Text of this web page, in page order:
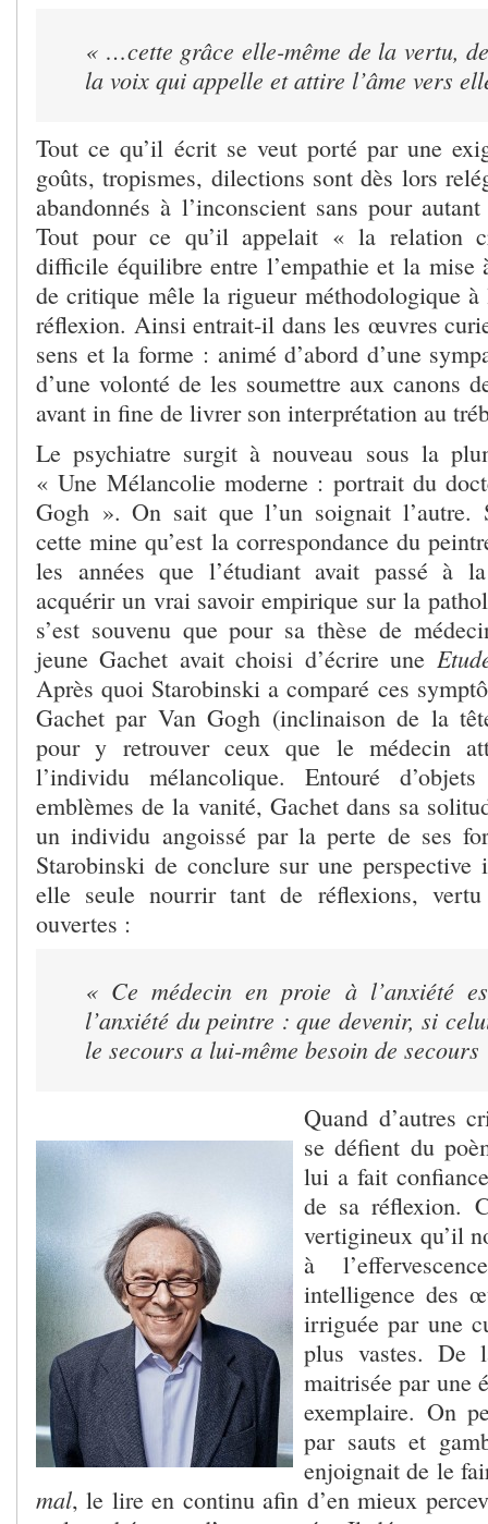
« …cette grâce elle-même de la vertu,
la voix qui appelle et attire l’âme vers
Tout ce qu’il écrit se veut porté par une
goûts, tropismes, dilections sont dès lors
abandonnés à l’inconscient sans pour
Tout pour ce qu’il appelait « la relation
difficile équilibre entre l’empathie et la mise
de critique mêle la rigueur méthodologique
réflexion. Ainsi entrait-il dans les œuvres
sens et la forme : animé d’abord d’une
d’une volonté de les soumettre aux canons
avant in fine de livrer son interprétation au
Le psychiatre surgit à nouveau sous la
« Une Mélancolie moderne : portrait du
Gogh ». On sait que l’un soignait l’autre.
cette mine qu’est la correspondance du
les années que l’étudiant avait passé à
acquérir un vrai savoir empirique sur la
s’est souvenu que pour sa thèse de
jeune Gachet avait choisi d’écrire une
Après quoi Starobinski a comparé ces
Gachet par Van Gogh (inclinaison de la
pour y retrouver ceux que le médecin
l’individu mélancolique. Entouré
emblèmes de la vanité, Gachet dans sa
un individu angoissé par la perte de ses
Starobinski de conclure sur une
elle seule nourrir tant de réflexions, vertu
ouvertes :
« Ce médecin en proie à l’anxiété
l’anxiété du peintre : que devenir, si
le secours a lui-même besoin de
Quand d’autres
se défient du
lui a fait
de sa réflexion.
vertigineux qu’il
à
intelligence des
irriguée par une
plus vastes. De
maitrisée par une
exemplaire. On
par sauts et
enjoignait de le
mal, le lire en continu afin d’en mieux